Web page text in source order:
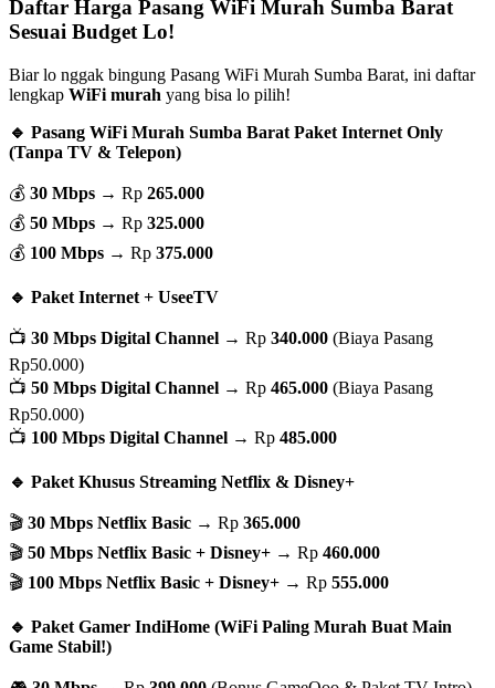
Daftar Harga Pasang WiFi Murah Sumba Barat
Sesuai Budget Lo!
Biar lo nggak bingung Pasang WiFi Murah Sumba Barat, ini daftar
lengkap WiFi murah yang bisa lo pilih!
🔹 Pasang WiFi Murah Sumba Barat Paket Internet Only
(Tanpa TV & Telepon)
💰 30 Mbps → Rp 265.000
💰 50 Mbps → Rp 325.000
💰 100 Mbps → Rp 375.000
🔹 Paket Internet + UseeTV
📺 30 Mbps Digital Channel → Rp 340.000 (Biaya Pasang
Rp50.000)
📺 50 Mbps Digital Channel → Rp 465.000 (Biaya Pasang
Rp50.000)
📺 100 Mbps Digital Channel → Rp 485.000
🔹 Paket Khusus Streaming Netflix & Disney+
🎬 30 Mbps Netflix Basic → Rp 365.000
🎬 50 Mbps Netflix Basic + Disney+ → Rp 460.000
🎬 100 Mbps Netflix Basic + Disney+ → Rp 555.000
🔹 Paket Gamer IndiHome (WiFi Paling Murah Buat Main
Game Stabil!)